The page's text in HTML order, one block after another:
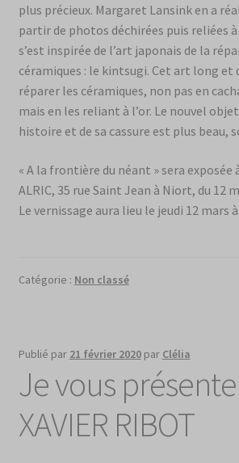
plus précieux. Margaret Lansink en a
partir de photos déchirées puis reliées
s’est inspirée de l’art japonais de la
céramiques : le kintsugi. Cet art long et
réparer les céramiques, non pas en
mais en les reliant à l’or. Le nouvel
histoire et de sa cassure est plus beau,
« A la frontière du néant » sera exposée
ALRIC, 35 rue Saint Jean à Niort, du 12
Le vernissage aura lieu le jeudi 12 mars
Catégorie : Non classé
Publié par 21 février 2020 par Clélia
Je vous
XAVIER RIBOT